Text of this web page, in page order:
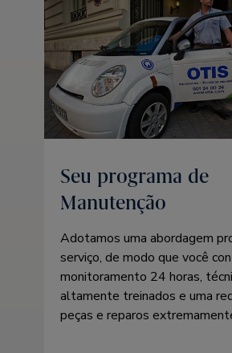
Seu programa de
Manutenção
Adotamos uma abordagem
serviço, de modo que você
monitoramento 24 horas,
altamente treinados e uma
peças e reparos